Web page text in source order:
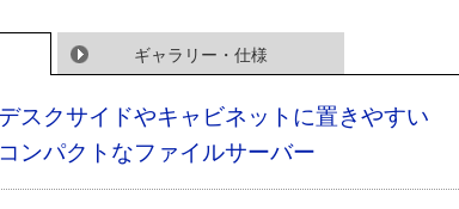
ギャラリー・仕様
デスクサイドやキャビネットに置きやすい
コンパクトなファイルサーバー